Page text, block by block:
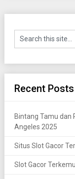
Recent Posts
Bintang Tamu dan
Angeles 2025
Situs Slot Gacor
Slot Gacor